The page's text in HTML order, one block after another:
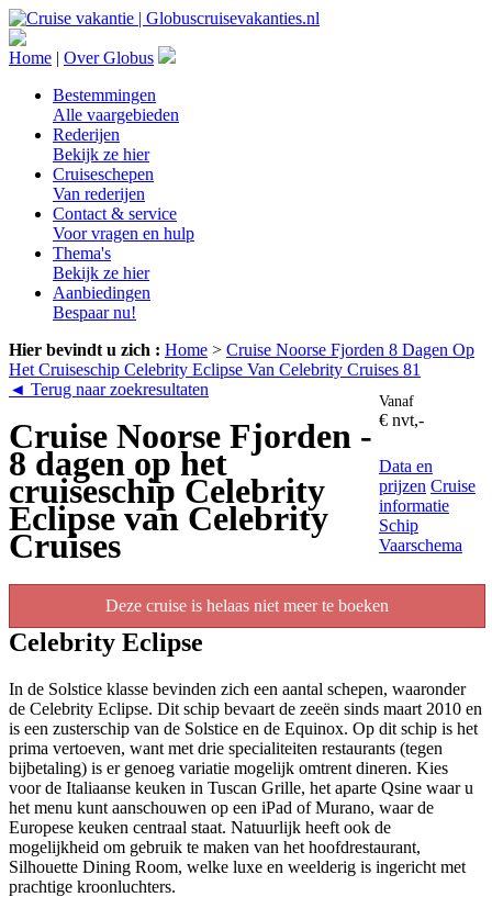
Home | Over Globus
Bestemmingen
Alle vaargebieden
Rederijen
Bekijk ze hier
Cruiseschepen
Van rederijen
Contact & service
Voor vragen en hulp
Thema's
Bekijk ze hier
Aanbiedingen
Bespaar nu!
Hier bevindt u zich : Home > Cruise Noorse Fjorden 8 Dagen Op
Het Cruiseschip Celebrity Eclipse Van Celebrity Cruises 81
◄ Terug naar zoekresultaten
Cruise Noorse Fjorden -
8 dagen op het
cruiseschip Celebrity
Eclipse van Celebrity
Cruises
Vanaf
€ nvt,-
Data en
prijzen Cruise
informatie
Schip
Vaarschema
Deze cruise is helaas niet meer te boeken
Celebrity Eclipse
In de Solstice klasse bevinden zich een aantal schepen, waaronder
de Celebrity Eclipse. Dit schip bevaart de zeeën sinds maart 2010 en
is een zusterschip van de Solstice en de Equinox. Op dit schip is het
prima vertoeven, want met drie specialiteiten restaurants (tegen
bijbetaling) is er genoeg variatie mogelijk omtrent dineren. Kies
voor de Italiaanse keuken in Tuscan Grille, het aparte Qsine waar u
het menu kunt aanschouwen op een iPad of Murano, waar de
Europese keuken centraal staat. Natuurlijk heeft ook de
mogelijkheid om gebruik te maken van het hoofdrestaurant,
Silhouette Dining Room, welke luxe en weelderig is ingericht met
prachtige kroonluchters.